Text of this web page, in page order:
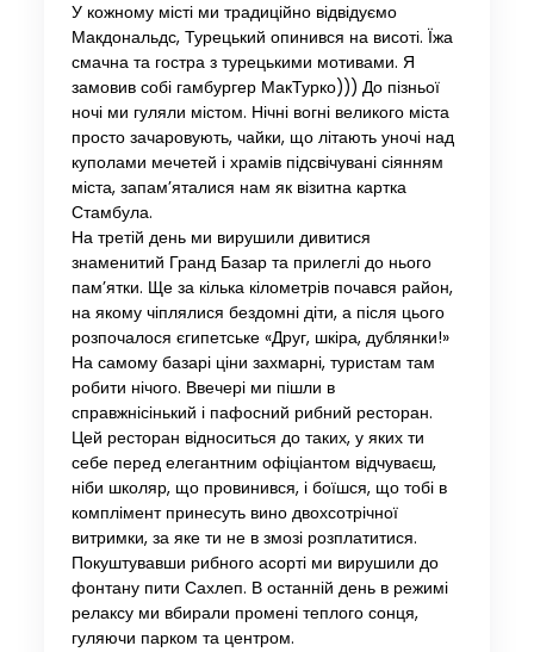
У кожному місті ми традиційно відвідуємо
Макдональдс, Турецький опинився на висоті. Їжа
смачна та гостра з турецькими мотивами. Я
замовив собі гамбургер МакТурко))) До пізньої
ночі ми гуляли містом. Нічні вогні великого міста
просто зачаровують, чайки, що літають уночі над
куполами мечетей і храмів підсвічувані сіянням
міста, запам’яталися нам як візитна картка
Стамбула.
На третій день ми вирушили дивитися
знаменитий Гранд Базар та прилеглі до нього
пам’ятки. Ще за кілька кілометрів почався район,
на якому чіплялися бездомні діти, а після цього
розпочалося єгипетське «Друг, шкіра, дублянки!»
На самому базарі ціни захмарні, туристам там
робити нічого. Ввечері ми пішли в
справжнісінький і пафосний рибний ресторан.
Цей ресторан відноситься до таких, у яких ти
себе перед елегантним офіціантом відчуваєш,
ніби школяр, що провинився, і боїшся, що тобі в
комплімент принесуть вино двохсотрічної
витримки, за яке ти не в змозі розплатитися.
Покуштувавши рибного асорті ми вирушили до
фонтану пити Сахлеп. В останній день в режимі
релаксу ми вбирали промені теплого сонця,
гуляючи парком та центром.